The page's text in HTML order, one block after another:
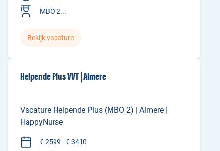
MBO 2...
Bekijk vacature
Helpende Plus VVT | Almere
Vacature Helpende Plus (MBO 2) | Almere |
HappyNurse
€ 2599 - € 3410